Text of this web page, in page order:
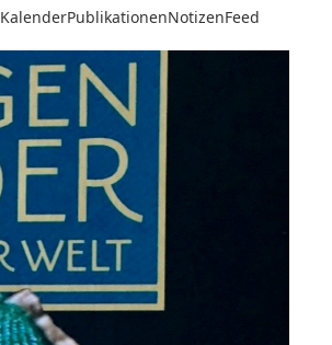
KalenderPublikationenNotizenFeed